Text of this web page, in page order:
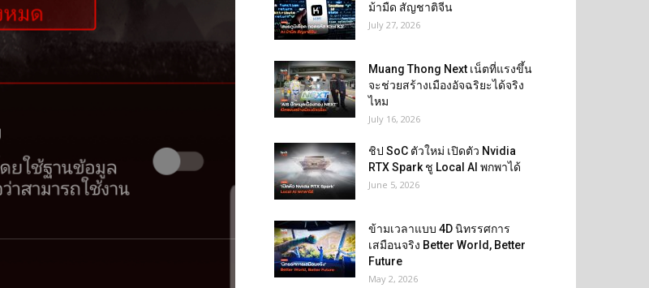
ม้ามืด สัญชาติจีน
July 27, 2026
Muang Thong Next เน็ตที่แรงขึ้น
จะช่วยสร้างเมืองอัจฉริยะได้จริง
ไหม
July 16, 2026
ชิป SoC ตัวใหม่ เปิดตัว Nvidia
RTX Spark ชู Local AI พกพาได้
June 5, 2026
ข้ามเวลาแบบ 4D นิทรรศการ
เสมือนจริง Better World, Better
Future
May 2, 2026